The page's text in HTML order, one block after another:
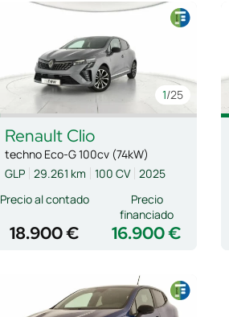
1/25
Renault Clio
techno Eco-G 100cv (74kW)
GLP 29.261 km 100 CV 2025
Precio al contado
18.900 € 16.900 €
Precio
financiado